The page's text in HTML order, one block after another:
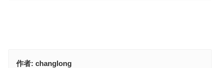
作者: changlong